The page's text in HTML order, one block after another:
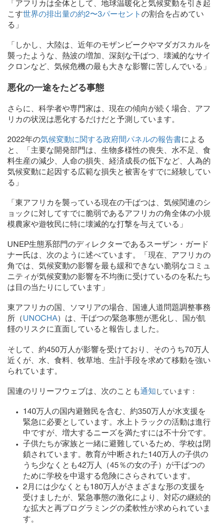
「アフリカは全体として、地球温暖化と気候変動を引き起
こす世界の排出量の約2〜3パーセント の割合を占めてい
る」
「しかし、大陸は、近年のモザンビークやマダガスカルを
襲ったような、熱波の増加、深刻な干ばつ、壊滅的なサイ
クロンなど、気候危機の最も大きな影響に苦しんでいる」
悪化の一途をたどる事態
さらに、科学者や専門家は、現在の傾向が続く場合、アフ
リカの状況は悪化するだけだと予測しています。
2022年の気候変動に関する政府間パネルの報告書による
と、「主要な開発部門は、生物多様性の喪失、水不足、食
料生産の減少、人命の損失、経済成長の低下など、人為的
気候変動に起因する広範な損失と被害をすでに経験してい
る」
「東アフリカを襲っている現在の干ばつは、気候関連のシ
ョックに対してすでに脆弱であるアフリカの角全体の小規
模農家や遊牧民に特に壊滅的な打撃を与えている」
UNEP生態系部門のディレクターであるスーザン・ガード
ナー氏は、次のように述べています。「現在、アフリカの
角では、気候変動の影響を最も緩和できない脆弱なコミュ
ニティが気候変動の影響を不均衡に受けているのを私たち
は目の当たりにしています」
東アフリカの国、ソマリアの場合、国連人道問題調整事務
所（ UNOCHA）は、干ばつの緊急事態が悪化し、国が飢
饉のリスクに直面していると報告しました。
そして、約450万人が影響を受けており、そのうち70万人
近くが、水、食料、牧草地、生計手段を求めて移動を強い
られています。
国連のリリーフウェブは、次のことも通知 しています：
140万人の国内避難民を含む、約350万人が水支援を
緊急に必要としています。水上トラックの活動は進行
中ですが、増大するニーズを満たすには不十分です。
子供たちが家族と一緒に避難しているため、学校は閉
鎖されています。教育が中断された140万人の子供の
うち少なくとも42万人（45％の女の子）が干ばつの
ために学校を中退する危険にさらされています。
2月には少なくとも180万人がさまざまな形の支援を
受けましたが、緊急事態の激化により、対応の継続的
な拡大と再プログラミングの柔軟性が求められていま
す。